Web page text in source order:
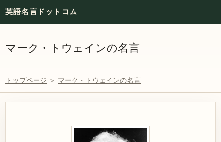
英語名言ドットコム
マーク・トウェインの名言
トップページ ＞ マーク・トウェインの名言